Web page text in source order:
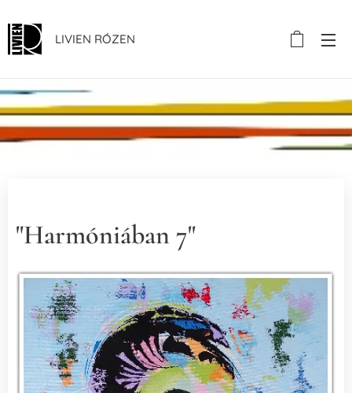
LIVIEN RÓZEN
.
"Harmóniában 7"